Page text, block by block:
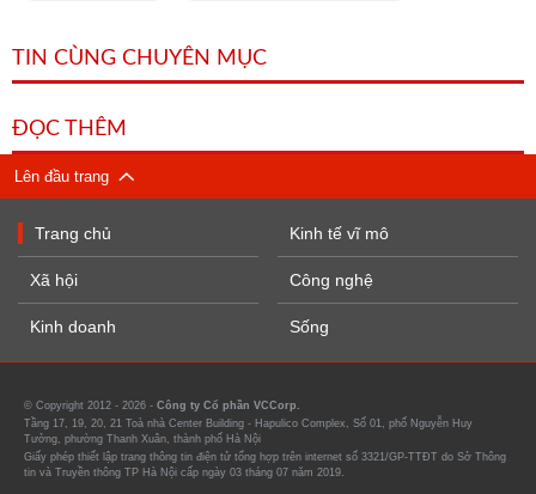
TIN CÙNG CHUYÊN MỤC
ĐỌC THÊM
Lên đầu trang
Trang chủ
Xã hội
Kinh doanh
Kinh tế vĩ mô
Công nghệ
Sống
© Copyright 2012 - 2026 - Công ty Cổ phần VCCorp.
Tầng 17, 19, 20, 21 Toà nhà Center Building - Hapulico Complex, Số 01, phố Nguyễn Huy
Tưởng, phường Thanh Xuân, thành phố Hà Nội
Giấy phép thiết lập trang thông tin điện tử tổng hợp trên internet số 3321/GP-TTĐT do Sở Thông
tin và Truyền thông TP Hà Nội cấp ngày 03 tháng 07 năm 2019.